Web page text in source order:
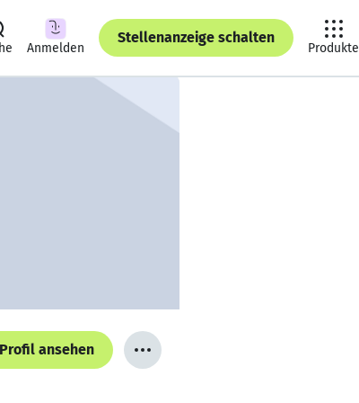
Anmelden
Stellenanzeige schalten
Produkte
ansehen